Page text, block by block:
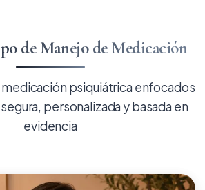
de Manejo de Medicación
psiquiátrica enfocados
personalizada y basada en
evidencia